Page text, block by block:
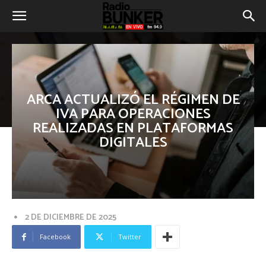
ARCA ACTUALIZÓ EL RÉGIMEN DE
IVA PARA OPERACIONES
REALIZADAS EN PLATAFORMAS
DIGITALES
2 DE DICIEMBRE DE 2025
Facebook Twitter